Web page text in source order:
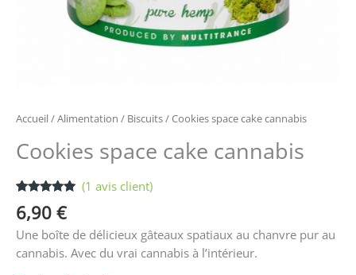
Accueil/Alimentation / Biscuits/ Cookies space cake cannabis
Cookies space cake cannabis
Noté 5.00
sur 5
1
notation
(1 avis client)
6,90 €
Une boîte de délicieux gâteaux spatiaux au chanvre pur au
cannabis. Avec du vrai cannabis à l’intérieur.